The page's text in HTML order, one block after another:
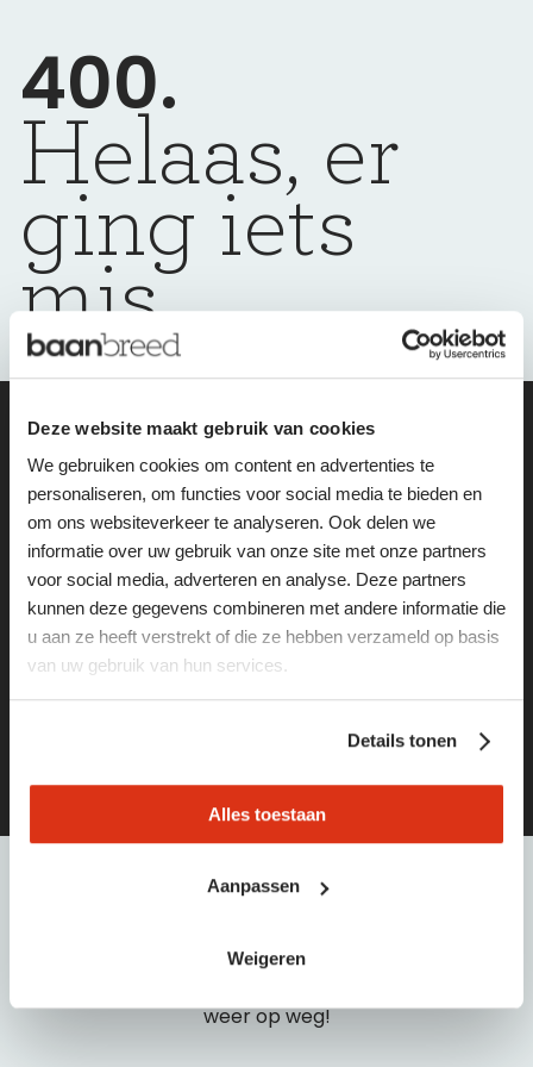
Deze website maakt gebruik van cookies
We gebruiken cookies om content en advertenties te
personaliseren, om functies voor social media te bieden en
om ons websiteverkeer te analyseren. Ook delen we
informatie over uw gebruik van onze site met onze partners
voor social media, adverteren en analyse. Deze partners
kunnen deze gegevens combineren met andere informatie die
u aan ze heeft verstrekt of die ze hebben verzameld op basis
van uw gebruik van hun services.
Details tonen
Alles toestaan
Aanpassen
Weigeren
400.
Helaas, er
ging iets
mis
wij helpen je
graag weer op
weg
Vind de leukste vacatures of het juiste personeel via
deze pagina’s:
vacatures
hulpnodig?
Bel of e-mail dan met één van onze medewerkers:
weer op weg!